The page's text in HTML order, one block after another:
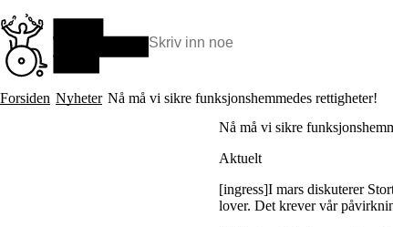
til
hovedinnhold
Søk:
Hva vi gjør
Forsiden Nyheter Nå må vi sikre funksjonshemmedes rettigheter!
Nå må vi sikre
Aktuelt
[ingress]I mars diskuterer
lover. Det krever vår